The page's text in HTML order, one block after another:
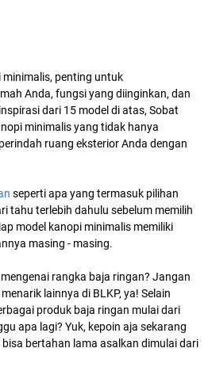
minimalis, penting untuk
Anda, fungsi yang diinginkan, dan
dari 15 model di atas, Sobat
minimalis yang tidak hanya
ruang eksterior Anda dengan
seperti apa yang termasuk pilihan
tahu terlebih dahulu sebelum memilih
model kanopi minimalis memiliki
masing - masing.
rangka baja ringan? Jangan
menarik lainnya di BLKP, ya! Selain
produk baja ringan mulai dari
apa lagi? Yuk, kepoin aja sekarang
bisa bertahan lama asalkan dimulai dari